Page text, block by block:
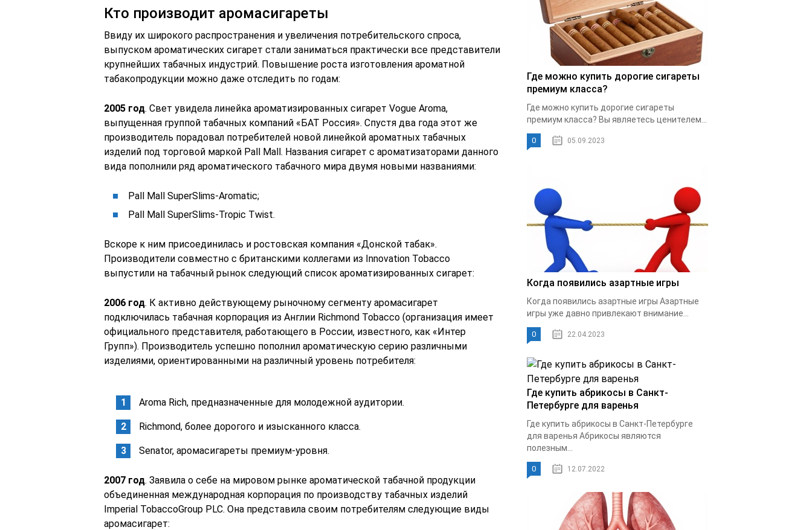
Кто производит аромасигареты
Ввиду их широкого распространения и увеличения потребительского спроса,
выпуском ароматических сигарет стали заниматься практически все представители
крупнейших табачных индустрий. Повышение роста изготовления ароматной
табакопродукции можно даже отследить по годам:
2005 год. Свет увидела линейка ароматизированных сигарет Vogue Aroma,
выпущенная группой табачных компаний «БАТ Россия». Спустя два года этот же
производитель порадовал потребителей новой линейкой ароматных табачных
изделий под торговой маркой Pall Mall. Названия сигарет с ароматизаторами данного
вида пополнили ряд ароматического табачного мира двумя новыми названиями:
Pall Mall SuperSlims-Aromatic;
Pall Mall SuperSlims-Tropic Twist.
Вскоре к ним присоединилась и ростовская компания «Донской табак».
Производители совместно с британскими коллегами из Innovation Tobacco
выпустили на табачный рынок следующий список ароматизированных сигарет:
2006 год. К активно действующему рыночному сегменту аромасигарет
подключилась табачная корпорация из Англии Richmond Tobacco (организация имеет
официального представителя, работающего в России, известного, как «Интер
Групп»). Производитель успешно пополнил ароматическую серию различными
изделиями, ориентированными на различный уровень потребителя:
Aroma Rich, предназначенные для молодежной аудитории.
Richmond, более дорогого и изысканного класса.
Senator, аромасигареты премиум-уровня.
2007 год. Заявила о себе на мировом рынке ароматической табачной продукции
объединенная международная корпорация по производству табачных изделий
Imperial TobaccoGroup PLC. Она представила своим потребителям следующие виды
аромасигарет:
Где можно купить дорогие сигареты
премиум класса?
Где можно купить дорогие сигареты
премиум класса? Вы являетесь ценителем...
0 05.09.2023
Когда появились азартные игры
Когда появились азартные игры Азартные
игры уже давно привлекают внимание...
0 22.04.2023
Где купить абрикосы в Санкт-
Петербурге для варенья
Где купить абрикосы в Санкт-Петербурге
для варенья Абрикосы являются
полезным...
0 12.07.2022